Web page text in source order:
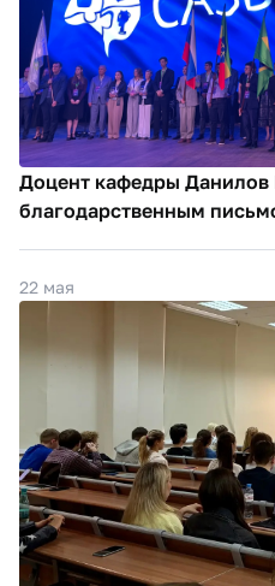
Доцент кафедры Данилов
благодарственным
22 мая